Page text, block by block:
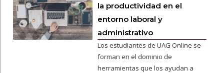
la productividad en el
entorno laboral y
administrativo
Los estudiantes de UAG Online se
forman en el dominio de
herramientas que los ayudan a